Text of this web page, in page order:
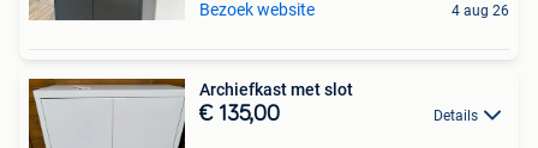
Bezoek website 4 aug 26
Archiefkast met slot
€ 135,00 Details